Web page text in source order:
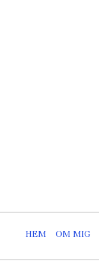
HEM OM MIG